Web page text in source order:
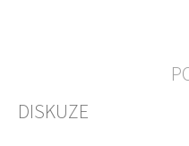
DISKUZE
o